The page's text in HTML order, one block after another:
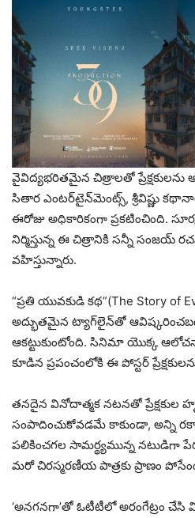
వైవిద్యభరితమైన చిత్రాలతో ప్రేక్షకులను
సితార ఎంటర్‌టైన్‌మెంట్స్, శ్రీవిష్ణు
ఈరోజు అధికారికంగా ప్రకటించింది.
నిర్మిస్తున్న ఈ చిత్రానికి సన్నీ సంజయ్
వహిస్తున్నారు.
“ప్రతి యువకుడి కథ”(The Story of
అద్భుతమైన ట్యాగ్‌లైన్‌తో
ఆకట్టుకుంటోంది. సినిమా యొక్క
కూడిన ప్రపంచంలోకి ఈ పోస్టర్
తనదైన వినోదాత్మక నటనతో ప్రేక్షకుల
సంపాదించుకోవడమే కాకుండా, అన్ని
పలికించగల సామర్థ్యమున్న నటుడిగా
మరో చిరస్మరణీయ పాత్రకు ప్రాణం
‘అనగనగా’తో ఓటీటీలో అరంగేట్రం చేసి